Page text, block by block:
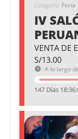
Categoría Feria
IV
VENTA DE
S/13.00
A lo largo
147 Días